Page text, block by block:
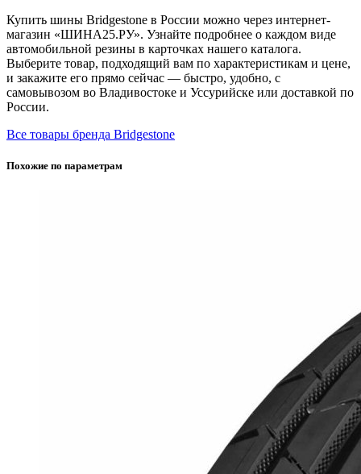
Купить шины Bridgestone в России можно через интернет-
магазин «ШИНА25.РУ». Узнайте подробнее о каждом виде
автомобильной резины в карточках нашего каталога.
Выберите товар, подходящий вам по характеристикам и цене,
и закажите его прямо сейчас — быстро, удобно, с
самовывозом во Владивостоке и Уссурийске или доставкой по
России.
Все товары бренда Bridgestone
Похожие по параметрам